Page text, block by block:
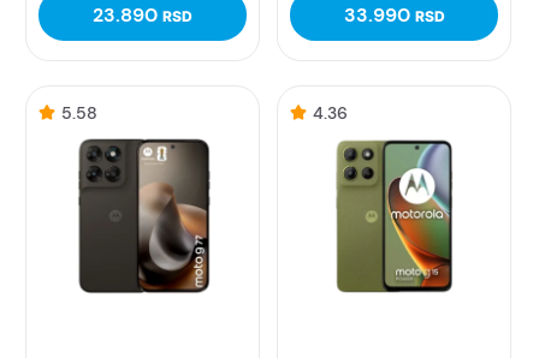
23.890 RSD 33.990 RSD
5.58 4.36